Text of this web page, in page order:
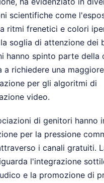
scientifiche come
ritmi frenetici e colori
soglia di attenzione dei
hanno spinto parte della
a richiedere una maggiore
per gli algoritmi di
video.
di genitori hanno
per la pressione
i canali gratuiti.
l'integrazione
e la promozione di